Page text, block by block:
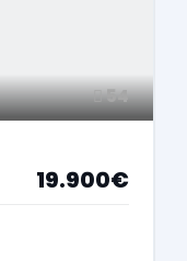
54
19.900€